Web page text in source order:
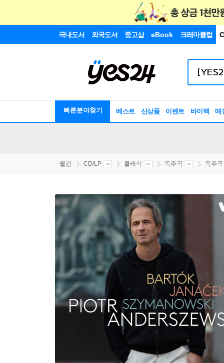
국내도서 외국도서 중고샵 eBook 크레마클럽
빠른분야찾기 베스트 신상품 이벤트 바이백 매
웰컴 CD/LP 클래식 독주곡 독주